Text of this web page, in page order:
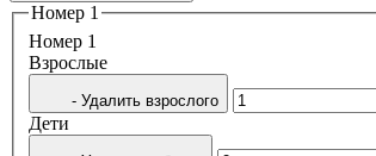
Номер 1
Номер 1
Bзрослые
- Удалить взрослого
Дети